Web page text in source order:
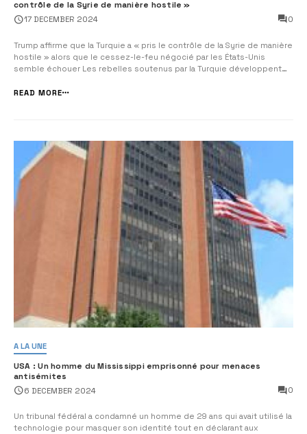
contrôle de la Syrie de manière hostile »
17 DECEMBER 2024 0
Trump affirme que la Turquie a « pris le contrôle de la Syrie de manière
hostile » alors que le cessez-le-feu négocié par les États-Unis
semble échouer Les rebelles soutenus par la Turquie développent
feu américain semble s’effondrer Alain SAYADA pour Israel Actua...
READ MORE
A LA UNE
USA : Un homme du Mississippi emprisonné pour menaces
antisémites
6 DECEMBER 2024 0
Un tribunal fédéral a condamné un homme de 29 ans qui avait utilisé la
technologie pour masquer son identité tout en déclarant aux